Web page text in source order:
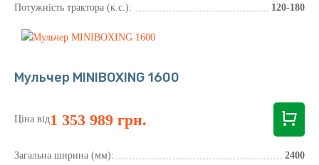
Потужність трактора (к.с.): 120-180
Мульчер MINIBOXING 1600
Ціна від1 353 989 грн.
Загальна ширина (мм): 2400